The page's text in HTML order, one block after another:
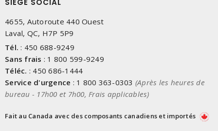
SIÈGE SOCIAL
4655, Autoroute 440 Ouest
Laval, QC, H7P 5P9
Tél. : 450 688-9249
Sans frais : 1 800 599-9249
Téléc. : 450 686-1444
Service d'urgence : 1 800 363-0303 (Après les heures de
bureau - 17h00 et 7h00, Frais applicables)
Fait au Canada avec des composants canadiens et importés